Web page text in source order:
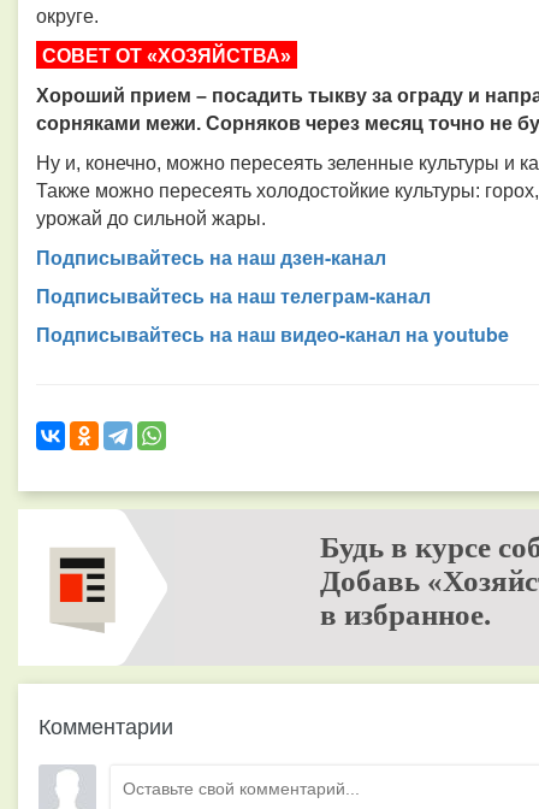
округе.
СОВЕТ ОТ «ХОЗЯЙСТВА»
Хороший прием – посадить тыкву за ограду и
сорняками межи. Сорняков через месяц точно не
Ну и, конечно, можно пересеять зеленные культуры и
Также можно пересеять холодостойкие культуры:
урожай до сильной жары.
Подписывайтесь на наш дзен-канал
Подписывайтесь на наш телеграм-канал
Подписывайтесь на наш видео-канал на youtube
Будь в курсе
Добавь
в избранное.
Комментарии